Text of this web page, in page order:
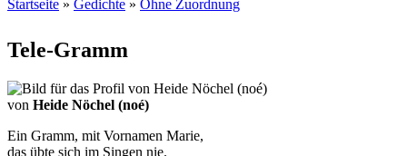
Startseite » Gedichte » Ohne Zuordnung
Tele-Gramm
von Heide Nöchel (noé)
Ein Gramm, mit Vornamen Marie,
das übte sich im Singen nie.